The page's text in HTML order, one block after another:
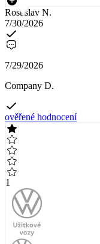
Rostislav N.
7/30/2026
7/29/2026
Company D.
ověřené hodnocení
1